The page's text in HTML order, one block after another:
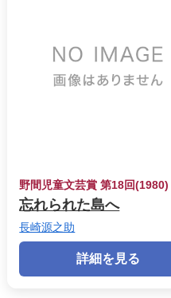
野間児童文芸賞 第18回(1980)
忘れられた島へ
長崎源之助
詳細を見る